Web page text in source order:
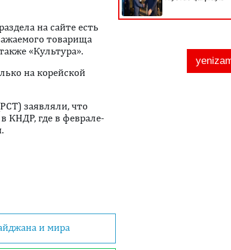
на сайте есть
товарища
«Культура».
на корейской
заявляли, что
КНДР, где в феврале-
и мира